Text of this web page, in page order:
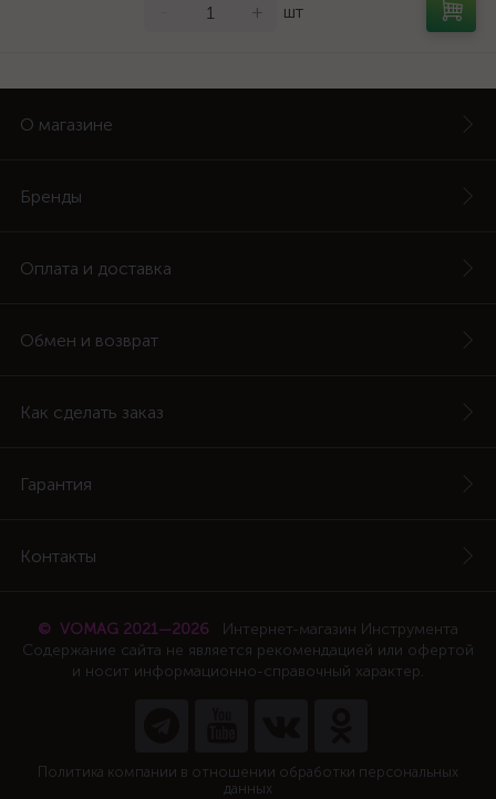
+ шт
О магазине
Бренды
Оплата и доставка
Обмен и возврат
Как сделать заказ
Гарантия
Контакты
© VOMAG 2021—2026
Интернет-магазин Инструмента
Содержание сайта не является рекомендацией или офертой
и носит информационно-справочный характер.
Политика компании в отношении обработки персональных
данных